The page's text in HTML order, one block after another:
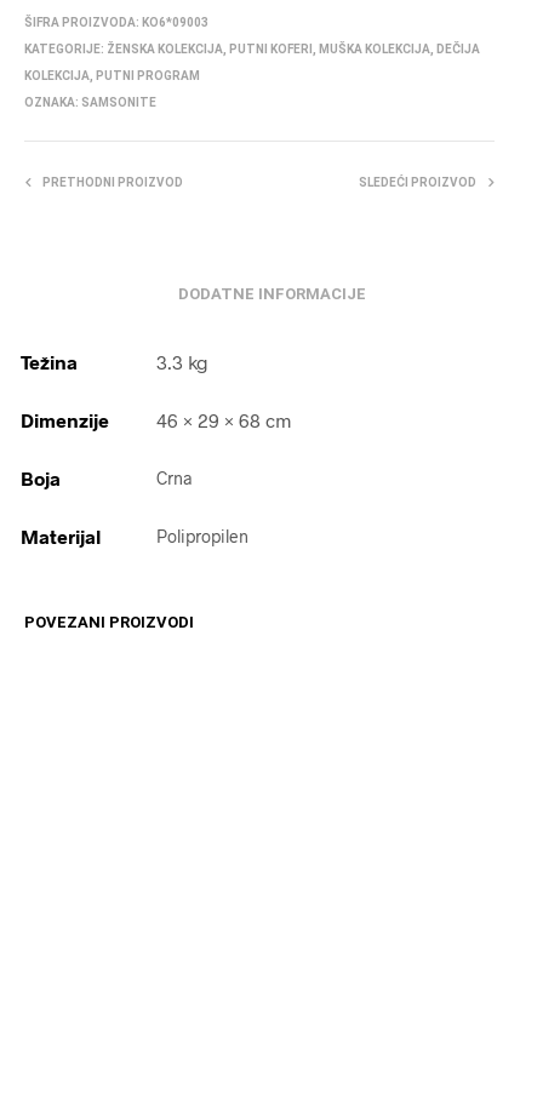
ŠIFRA PROIZVODA: KO6*09003
KATEGORIJE: ŽENSKA KOLEKCIJA PUTNI KOFERI MUŠKA KOLEKCIJA
DEČIJA
KOLEKCIJA
PUTNI PROGRAM
OZNAKA: SAMSONITE
PRETHODNI PROIZVOD SLEDEĆI PROIZVOD
DODATNE INFORMACIJE
Težina 3.3 kg
Dimenzije 46 × 29 × 68 cm
Boja Crna
Materijal Polipropilen
POVEZANI PROIZVODI